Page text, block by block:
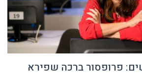
פרופסור ברכה שפירא